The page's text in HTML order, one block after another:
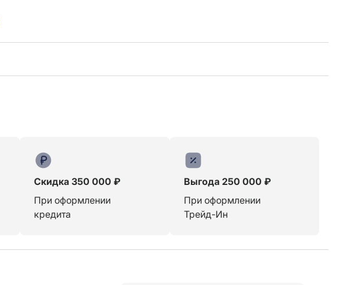
Скидка 350 000 ₽
При оформлении
кредита
Выгода 250 000 ₽
При оформлении
Трейд-Ин